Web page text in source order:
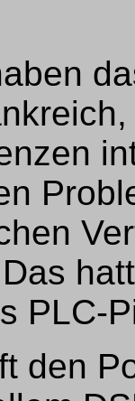
PLC-
den